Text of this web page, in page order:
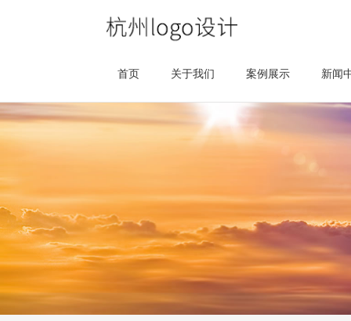
首页 关于我们 案例展示 新闻